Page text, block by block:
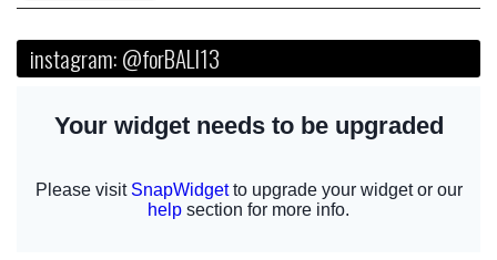
instagram: @forBALI13